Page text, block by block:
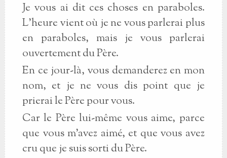
Je vous ai dit ces choses en paraboles.
L'heure vient où je ne vous parlerai plus
en paraboles, mais je vous parlerai
ouvertement du Père.
En ce jour-là, vous demanderez en mon
nom, et je ne vous dis point que je
prierai le Père pour vous.
Car le Père lui-même vous aime, parce
que vous m'avez aimé, et que vous avez
cru que je suis sorti du Père.